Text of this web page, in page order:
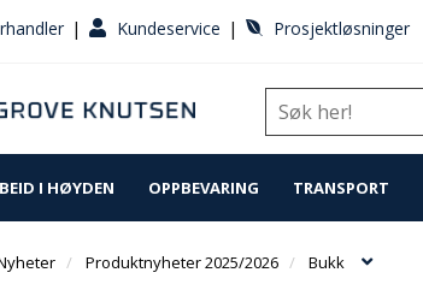
| Kundeservice | Prosjektløsninger
I HØYDEN OPPBEVARING TRANSPORT
Produktnyheter 2025/2026 Bukk